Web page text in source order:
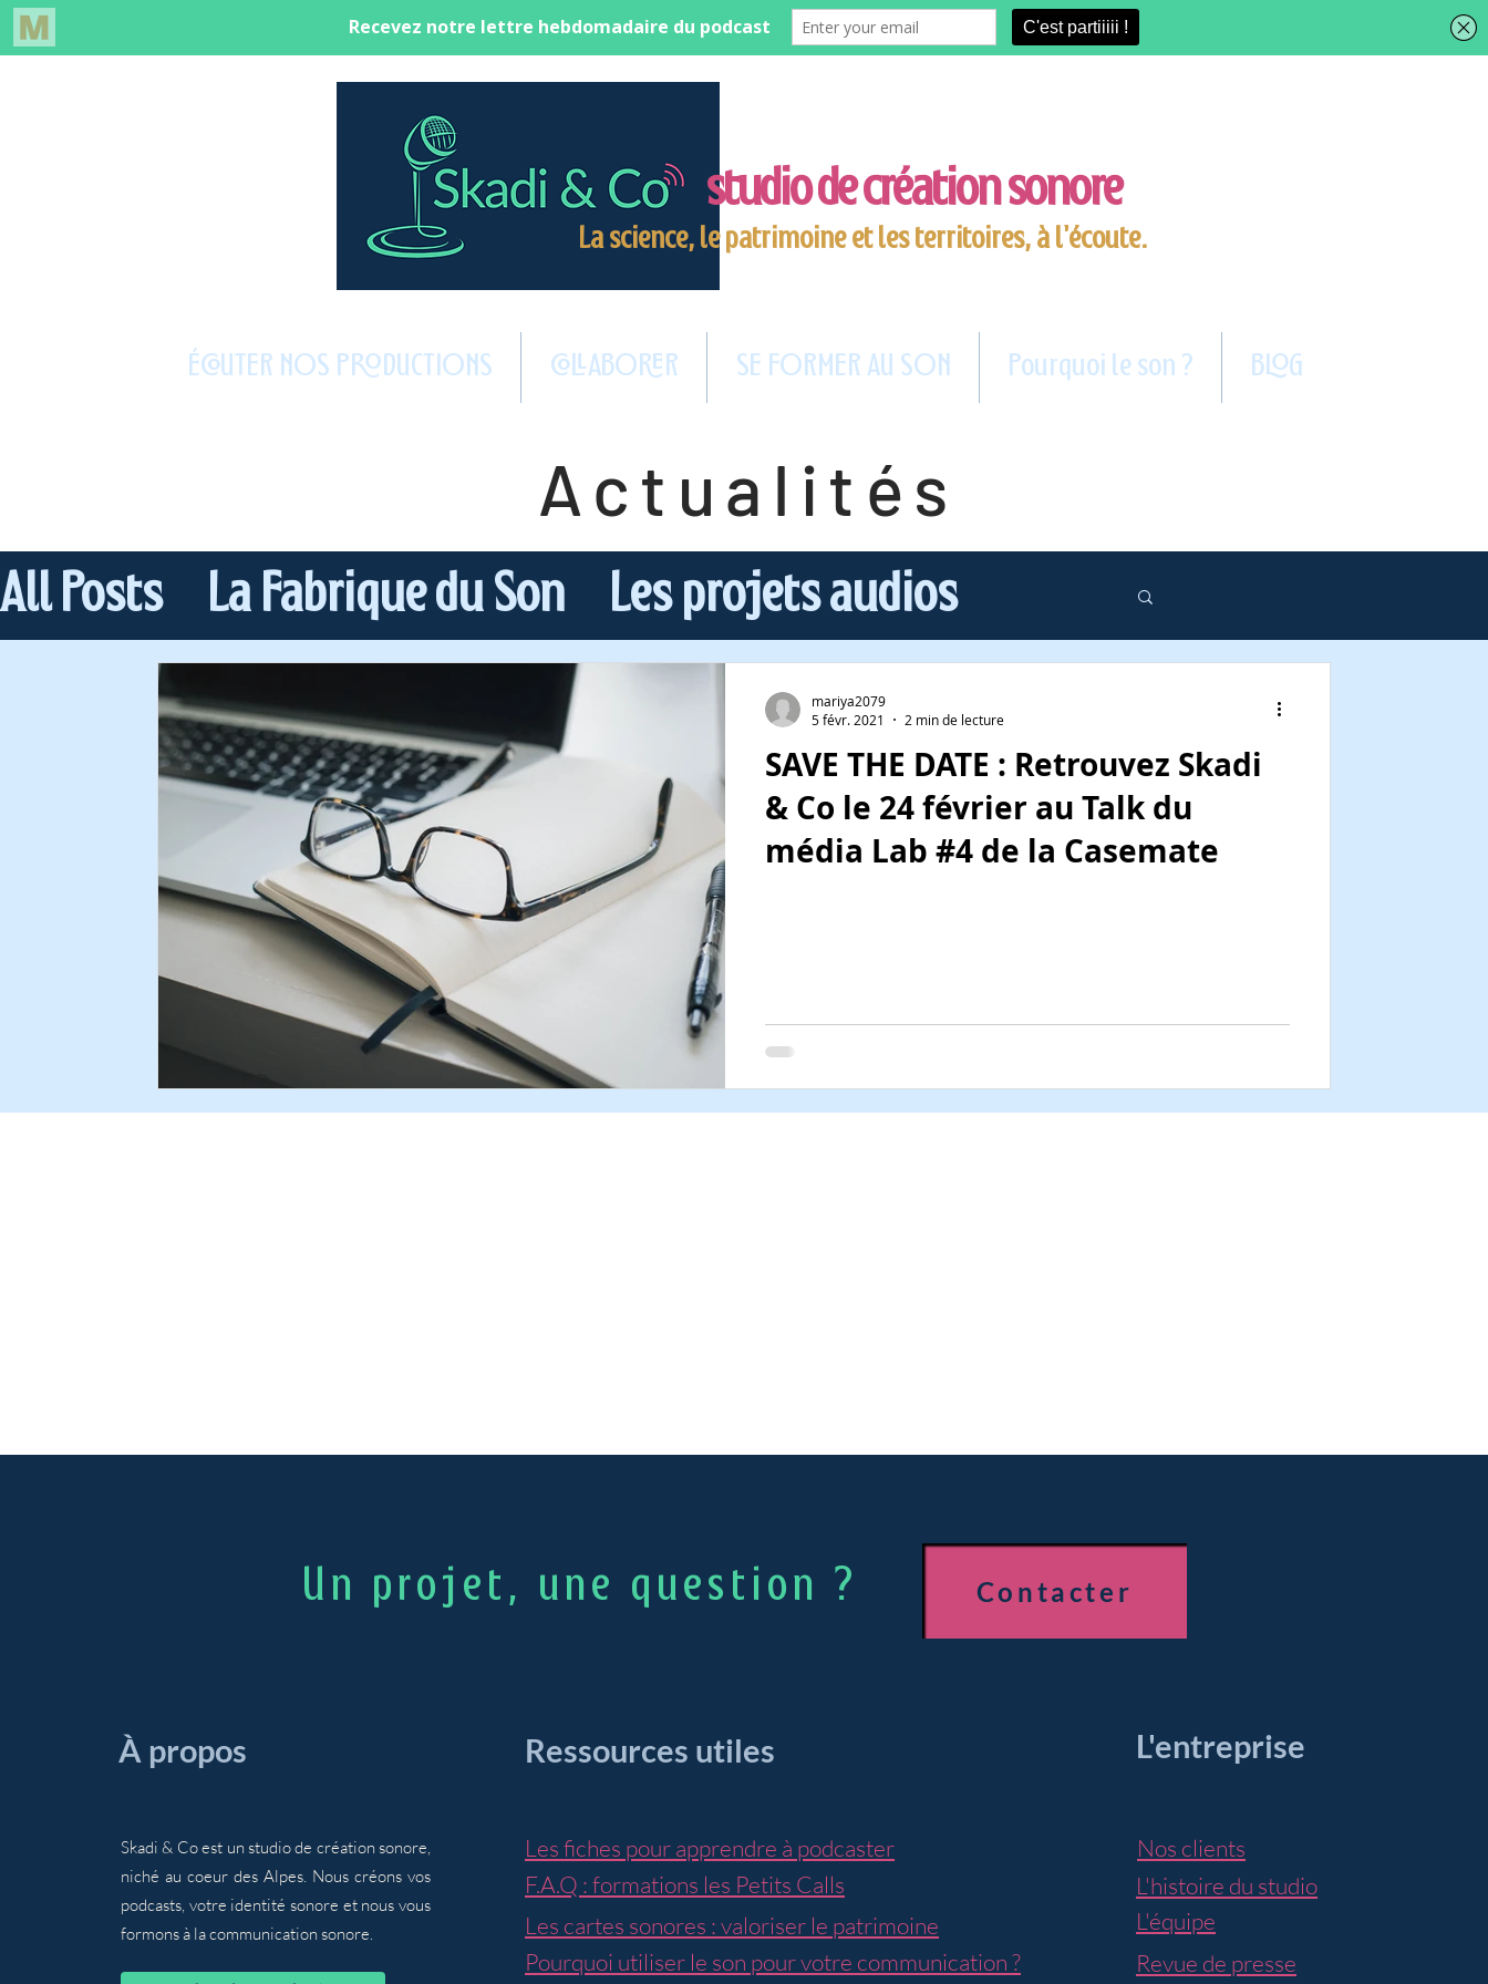
studio de création sonore
La science, le patrimoine et les territoires, à l'écoute.
ÉCOUTER NOS PRODUCTIONS COLLABORER SE FORMER AU SON Pourquoi le son ? BLOG
Actualités
All Posts La Fabrique du Son
Les projets audios
Les coulisses
Les ressources au podcasting
Les podcasts Scientifiques
Rencontres
Formation au podcast
mini-série
SAVE THE DATE : Retrouvez Skadi
& Co le 24 février au Talk du
média Lab #4 de la Casemate
mariya2079
5 févr. 2021
2 min de lecture
Un projet, une question ? Contacter
​À propos
Skadi & Co est un studio de création sonore,
niché au coeur des Alpes. Nous créons vos
podcasts, votre identité sonore et nous vous
formons à la communication sonore.
Ressources utiles
Les fiches pour apprendre à podcaster
F.A.Q : formations les Petits Calls
Les cartes sonores : valoriser le patrimoine
Pourquoi utiliser le son pour votre communication ?
L'entreprise
Nos clients
L'histoire du studio
L'équipe
Revue de presse